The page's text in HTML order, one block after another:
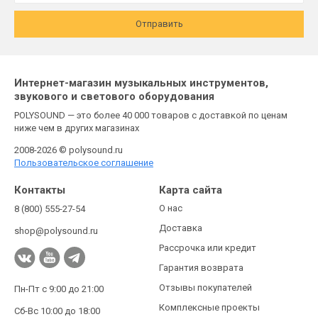
Отправить
Интернет-магазин музыкальных инструментов,
звукового и светового оборудования
POLYSOUND — это более 40 000 товаров с доставкой по ценам
ниже чем в других магазинах
2008-2026 © polysound.ru
Пользовательское соглашение
Контакты
8 (800) 555-27-54
shop@polysound.ru
Пн-Пт с 9:00 до 21:00
Сб-Вс 10:00 до 18:00
Карта сайта
О нас
Доставка
Рассрочка или кредит
Гарантия возврата
Отзывы покупателей
Комплексные проекты